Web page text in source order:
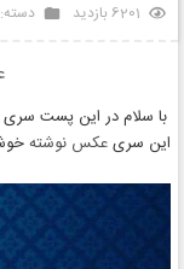
6201 بازدید دسته:
با سلام در این پست سری
این سریعکس نوشته